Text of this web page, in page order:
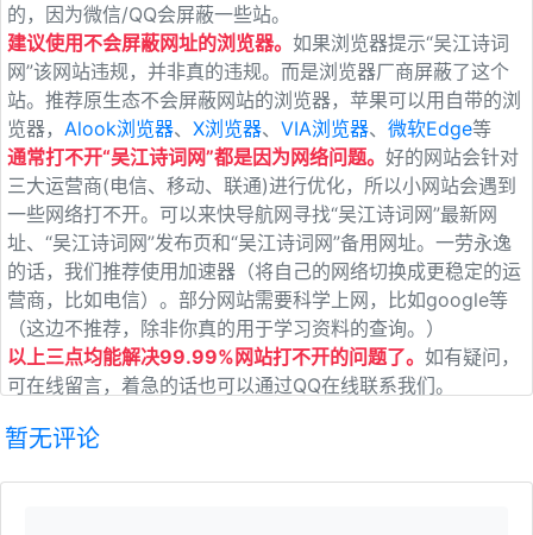
的，因为微信/QQ会屏蔽一些站。
建议使用不会屏蔽网址的浏览器。 如果浏览器提示“吴江诗词
网”该网站违规，并非真的违规。而是浏览器厂商屏蔽了这个
站。推荐原生态不会屏蔽网站的浏览器，苹果可以用自带的浏
览器， Alook浏览器、 X浏览器、 VIA浏览器、 微软Edge等
通常打不开“吴江诗词网”都是因为网络问题。 好的网站会针对
三大运营商(电信、移动、联通)进行优化，所以小网站会遇到
一些网络打不开。可以来快导航网寻找“吴江诗词网”最新网
址、“吴江诗词网”发布页和“吴江诗词网”备用网址。一劳永逸
的话，我们推荐使用加速器（将自己的网络切换成更稳定的运
营商，比如电信）。部分网站需要科学上网，比如google等
（这边不推荐，除非你真的用于学习资料的查询。）
以上三点均能解决99.99%网站打不开的问题了。 如有疑问，
可在线留言，着急的话也可以通过QQ在线联系我们。
暂无评论